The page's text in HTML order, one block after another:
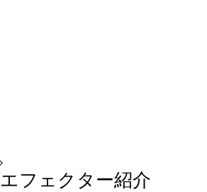
エフェクター紹介